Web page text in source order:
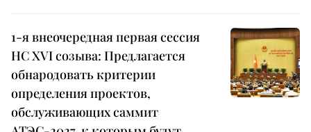
1-я внеочередная первая сессия
НС XVI созыва: Предлагается
обнародовать критерии
определения проектов,
обслуживающих саммит